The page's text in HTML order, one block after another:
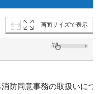
画面サイズで表示
防同意事務の取扱いにつ